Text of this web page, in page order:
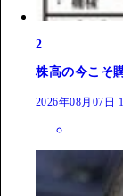
2
株高の今こそ
2026年08月07日